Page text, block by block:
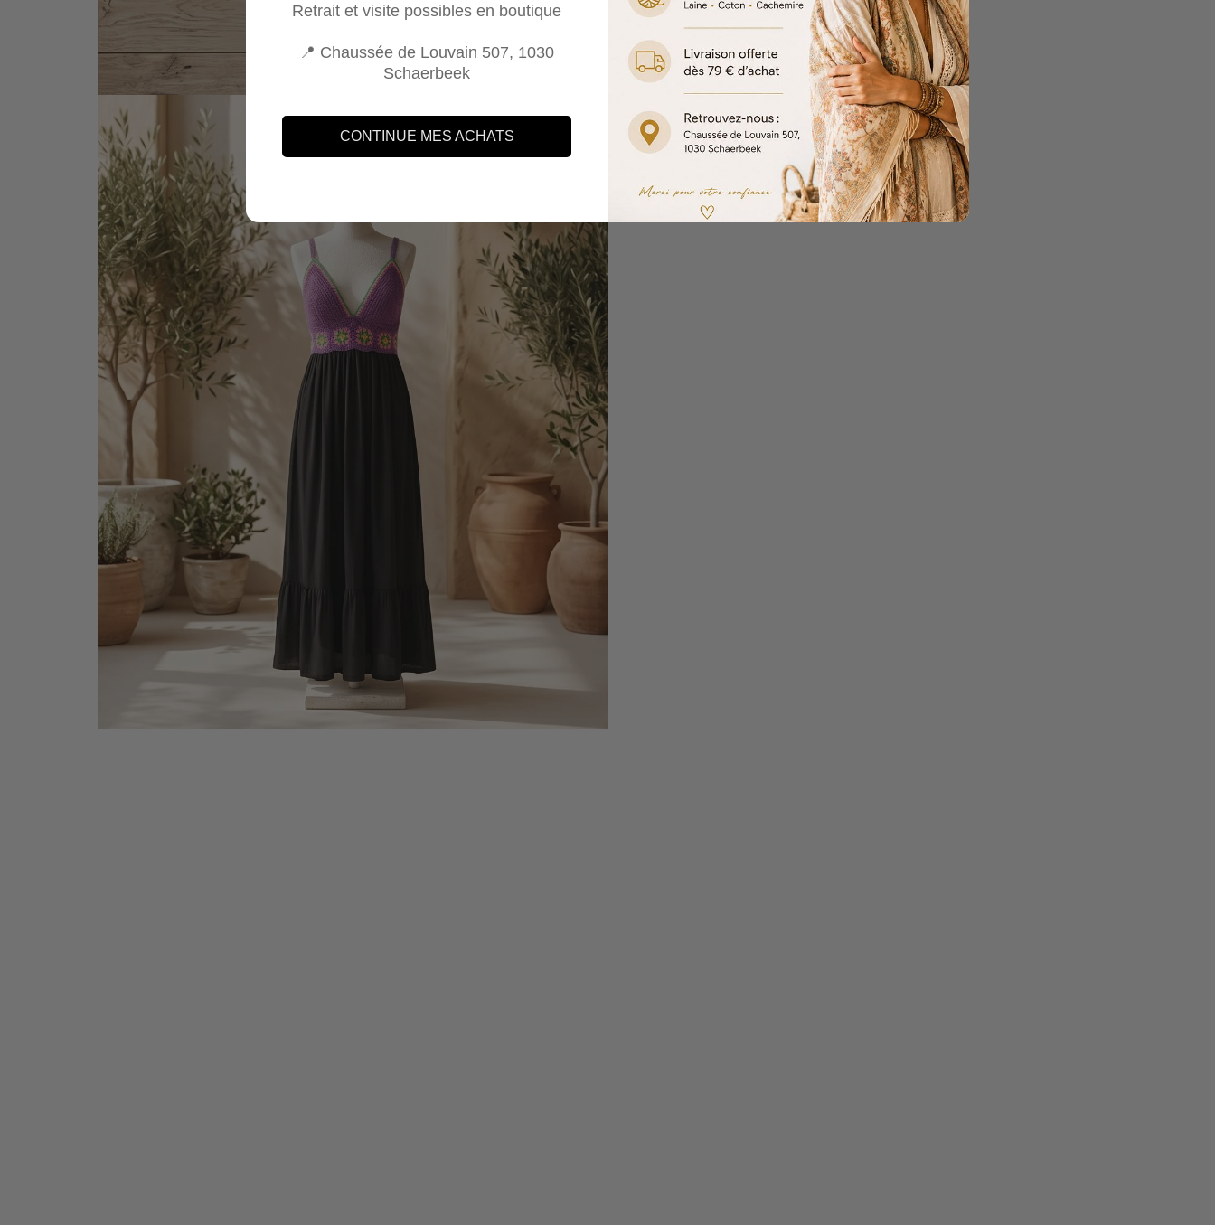
Connectez-vous à votre compte pour ajouter des produits à votre liste
de souhaits et afficher vos articles précédemment enregistrés.
Se connecter
Retrait et visite possibles en boutique
📍 Chaussée de Louvain 507, 1030
Schaerbeek
CONTINUE MES ACHATS